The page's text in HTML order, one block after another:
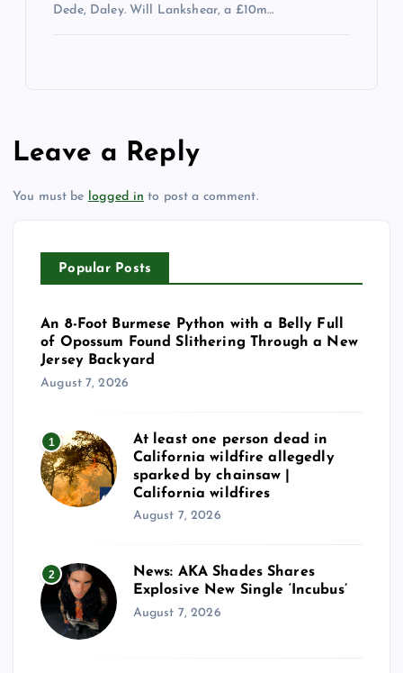
Dede, Daley. Will Lankshear, a £10m…
Leave a Reply
You must be logged in to post a comment.
Popular Posts
An 8-Foot Burmese Python with a Belly Full
of Opossum Found Slithering Through a New
Jersey Backyard
August 7, 2026
1
At least one person dead in
California wildfire allegedly
sparked by chainsaw |
California wildfires
August 7, 2026
2
News: AKA Shades Shares
Explosive New Single ‘Incubus’
August 7, 2026